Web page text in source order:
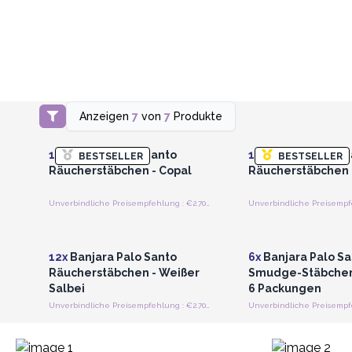
Anzeigen 7von 7Produkte
BESTSELLER
Anmelden oder Registrieren
für Großhandelspreise
12xBanjara Palo Santo
Räucherstäbchen - Copal
BESTSELLER
12xBanjara Palo
Räucherstäbchen
12x Banjara Palo Santo
Räucherstäbchen - Weißer
Salbei
6xBanjara Palo
Smudge-
6 Packungen